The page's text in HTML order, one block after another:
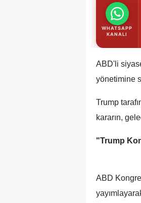
WHATSAPP
KANALI
ABD'li
yönetimine
Trump
kararın,
"Trump
ABD